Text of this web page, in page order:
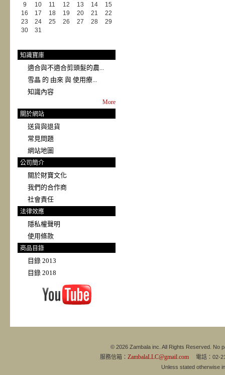
9
10 11 12 13 14
15
16
17 18 19 20 21
22
23
24 25 26 27 28
29
30
31
知識寶庫
適合與不適合剪頭髮的農...
雪晶 的 由來 與 使用療...
知識內容
More
關於網站
送貨與退貨
常見問題
網站地圖
公司簡介
關於財寶文化
我們的合作商
社會責任
法律效應
隱私權聲明
使用條款
商品目錄
目錄 2013
目錄 2018
© 2026 Zambala inc. All Rights Reserved. No
服務信箱： ZambalaLLC@gmail.com 電話：02-
Unless stated